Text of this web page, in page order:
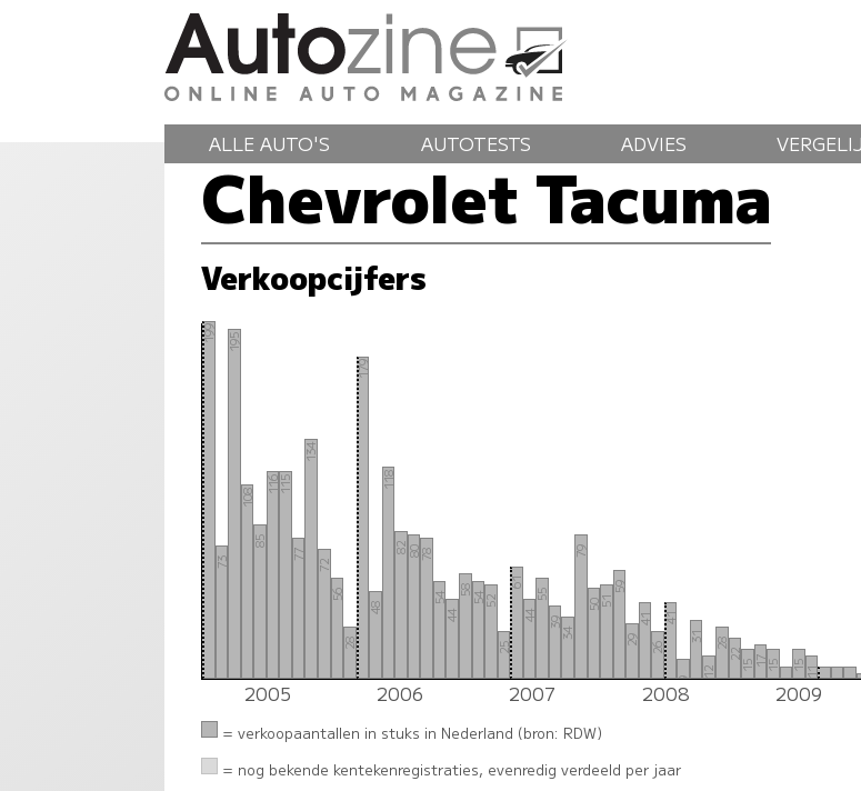
ALLE AUTO'S AUTOTESTS ADVIES
Chevrolet Tacuma
Verkoopcijfers
199
73
195
108
85
116115
77
134
72
56
28
179
48
118
828078
54
44
58
5452
25
61
44
55
39
34
79
5051
59
29
41
26
41
9
31
12
28
22
151715 15
11
2005 2006 2007 2008 2009
= verkoopaantallen in stuks in Nederland (bron: RDW)
= nog bekende kentekenregistraties, evenredig verdeeld per jaar